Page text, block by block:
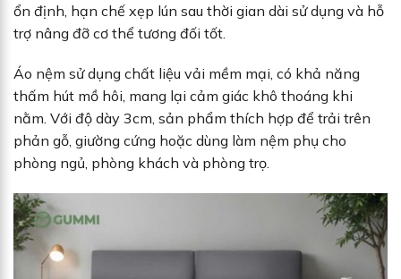
ổn định, hạn chế xẹp lún sau thời gian dài sử dụng và hỗ
trợ nâng đỡ cơ thể tương đối tốt.
Áo nệm sử dụng chất liệu vải mềm mại, có khả năng
thấm hút mồ hôi, mang lại cảm giác khô thoáng khi
nằm. Với độ dày 3cm, sản phẩm thích hợp để trải trên
phản gỗ, giường cứng hoặc dùng làm nệm phụ cho
phòng ngủ, phòng khách và phòng trọ.